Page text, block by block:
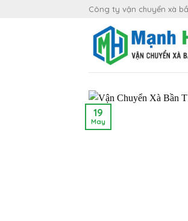
Công ty vận chuyển xà
19
May